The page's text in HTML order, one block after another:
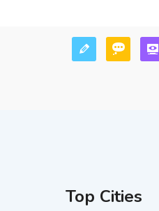
Top Cities